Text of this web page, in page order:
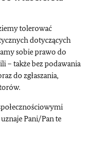
tolerować
dotyczących
sobie prawo do
– także bez podawania
do zgłaszania,
Pani/Pan te